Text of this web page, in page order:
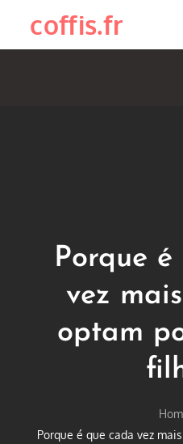
content
coffis.fr
Porque
vez
optam
Porque é que cada vez